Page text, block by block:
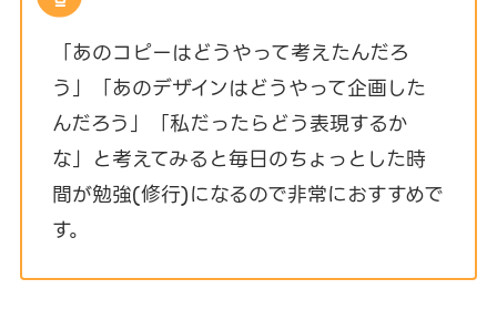
「あのコピーはどうやって考えたんだろ
う」「あのデザインはどうやって企画した
んだろう」「私だったらどう表現するか
な」と考えてみると毎日のちょっとした時
間が勉強(修行)になるので非常におすすめで
す。